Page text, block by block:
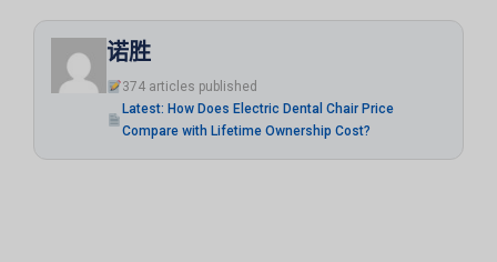
诺胜
374 articles published
Latest: How Does Electric Dental Chair Price
Compare with Lifetime Ownership Cost?